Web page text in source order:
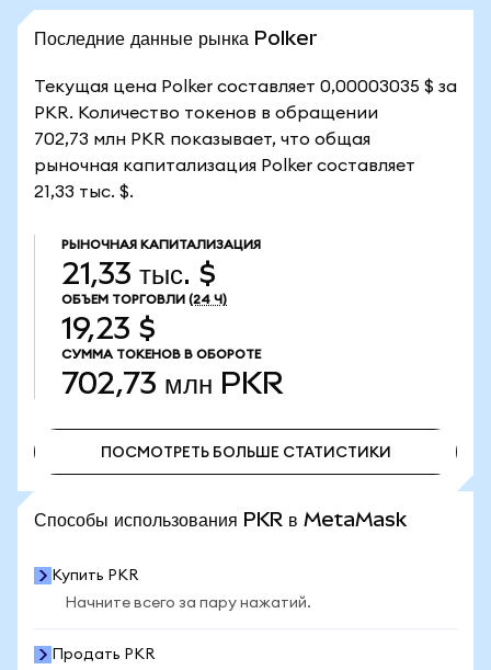
Последние данные рынка Polker
Текущая цена Polker составляет 0,00003035 $ за
PKR. Количество токенов в обращении
702,73 млн PKR показывает, что общая
рыночная капитализация Polker составляет
21,33 тыс. $.
РЫНОЧНАЯ КАПИТАЛИЗАЦИЯ
21,33 тыс. $
ОБЪЕМ ТОРГОВЛИ (24 Ч)
19,23 $
СУММА ТОКЕНОВ В ОБОРОТЕ
702,73 млн PKR
ПОСМОТРЕТЬ БОЛЬШЕ СТАТИСТИКИ
Способы использования PKR в MetaMask
Купить PKR
Начните всего за пару нажатий.
Продать PKR